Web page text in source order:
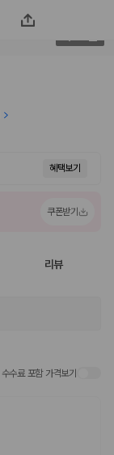
랫폼
한 번에
금, 보상 한도, 인수
카 업체의 조건을 한
약 가능 차량과 요금
면책금과 보상 한
혜택보기
쿠폰받기
리뷰
수료 포함 가격보기